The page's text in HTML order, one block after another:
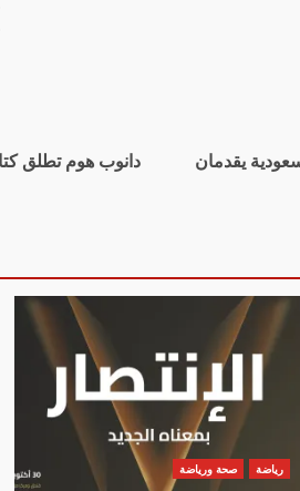
يقدمان
رياضة صحة ورياضة